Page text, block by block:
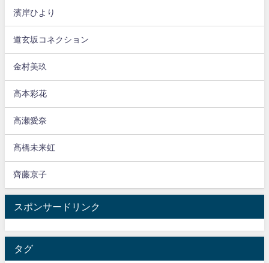
濱岸ひより
道玄坂コネクション
金村美玖
高本彩花
高瀬愛奈
髙橋未来虹
齊藤京子
スポンサードリンク
タグ